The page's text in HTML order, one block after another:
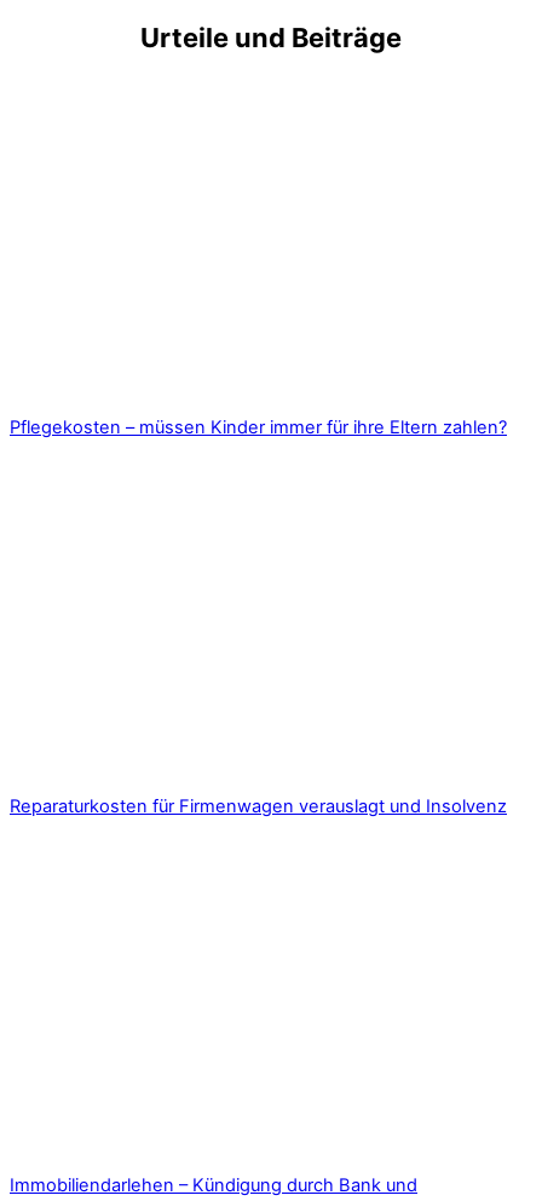
Urteile und Beiträge
Pflegekosten – müssen Kinder immer für ihre Eltern zahlen?
Reparaturkosten für Firmenwagen verauslagt und Insolvenz
Immobiliendarlehen – Kündigung durch Bank und